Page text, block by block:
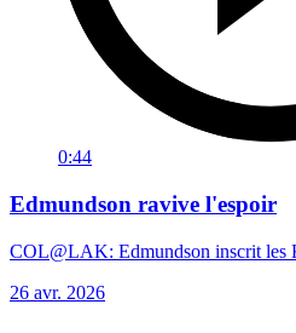
0:44
Edmundson ravive l'espoir
COL@LAK: Edmundson inscrit les
26 avr. 2026